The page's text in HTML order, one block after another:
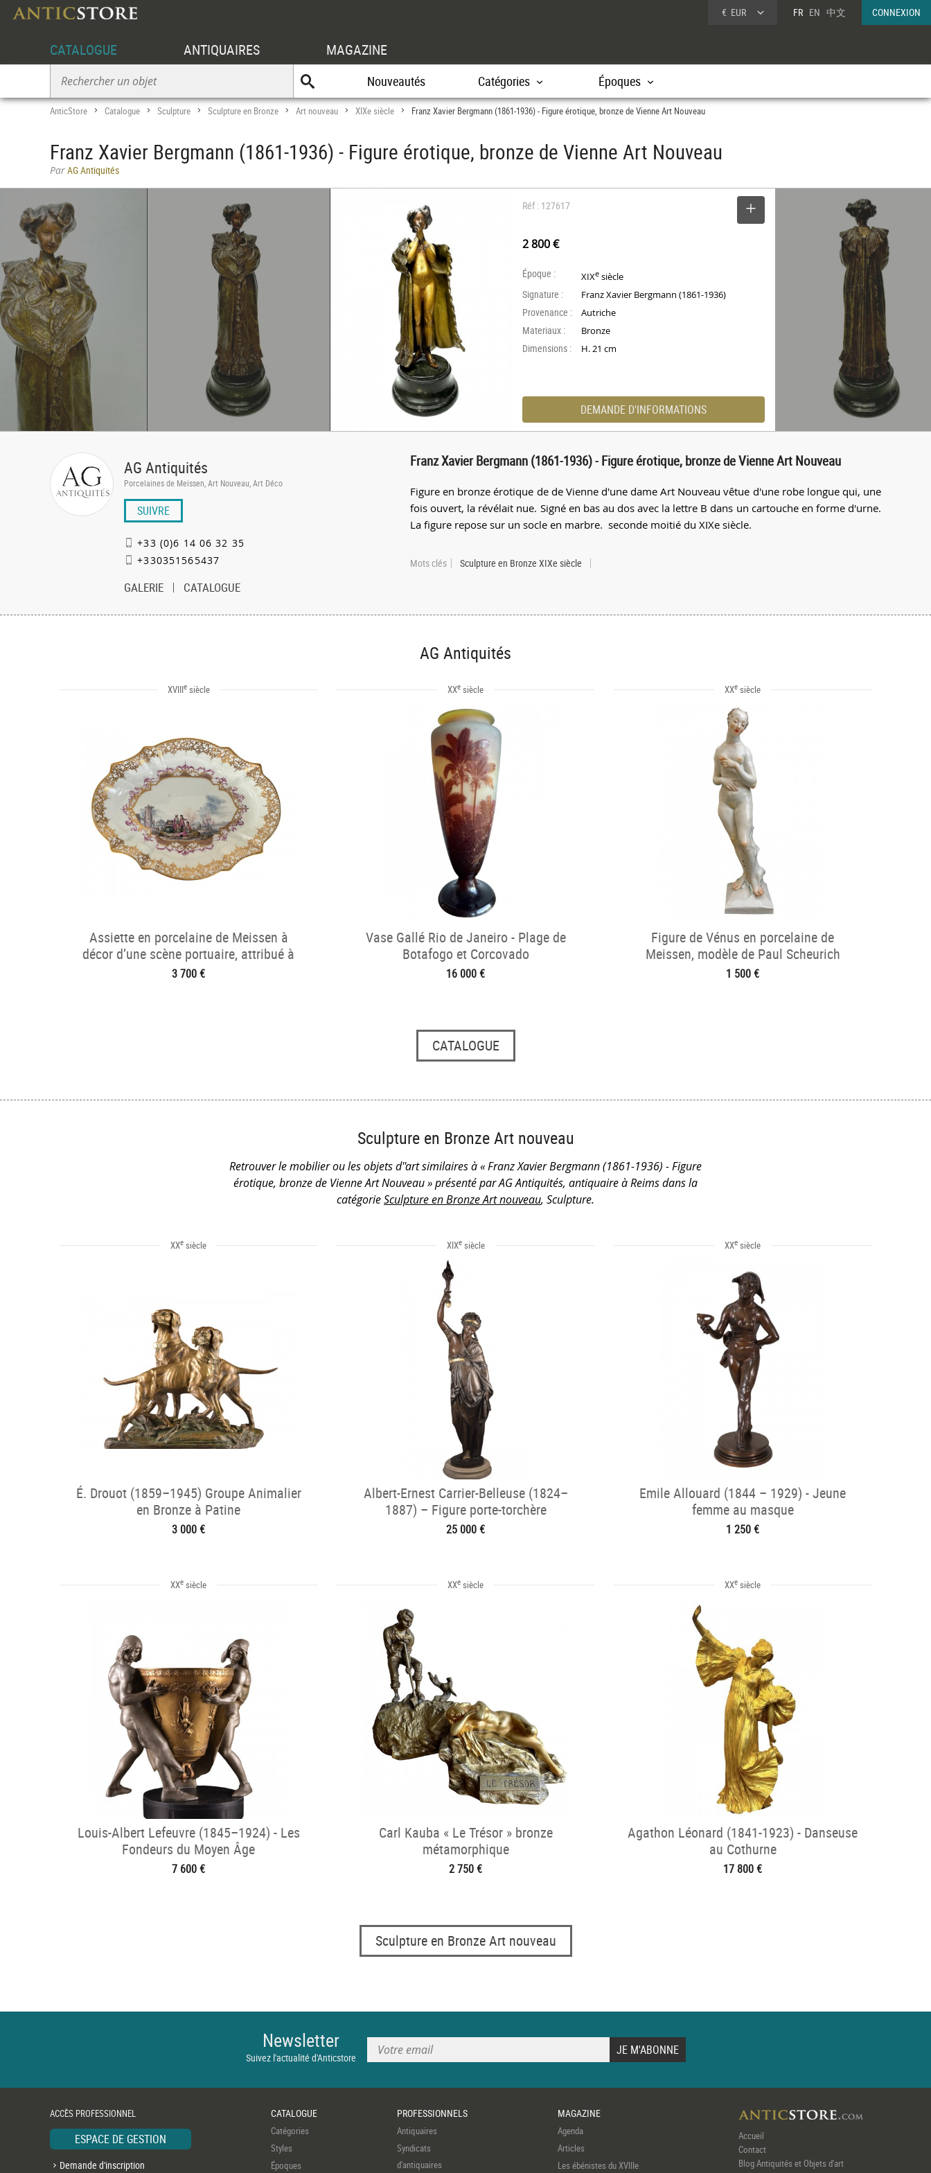
€ EUR FR EN 中文 CONNEXION
CATALOGUE ANTIQUAIRES MAGAZINE
Nouveautés Catégories Époques
AnticStore > Catalogue > Sculpture > Sculpture en Bronze > Art nouveau > XIXe siècle > Franz Xavier Bergmann (1861-1936) - Figure érotique, bronze de Vienne Art Nouveau
Franz Xavier Bergmann (1861-1936) - Figure érotique, bronze de Vienne Art Nouveau
ParAG Antiquités
Réf : 127617
2 800 €
Époque : XIXe siècle
Signature : Franz Xavier Bergmann (1861-1936)
Provenance : Autriche
Materiaux : Bronze
Dimensions : H. 21 cm
DEMANDE D'INFORMATIONS
AG Antiquités
Porcelaines de Meissen, Art Nouveau, Art Déco
SUIVRE
+33 (0)6 14 06 32 35
+330351565437
GALERIE CATALOGUE
Franz Xavier Bergmann (1861-1936) - Figure érotique, bronze de Vienne Art Nouveau
Figure en bronze érotique de de Vienne d'une dame Art Nouveau vêtue d'une robe longue qui, une
fois ouvert, la révélait nue. Signé en bas au dos avec la lettre B dans un cartouche en forme d'urne.
La figure repose sur un socle en marbre. seconde moitié du XIXe siècle.
Mots clés Sculpture en Bronze XIXe siècle
AG Antiquités
XVIIIesiècle
Assiette en porcelaine de Meissen à
décor d’une scène portuaire, attribué à
Christian F. Herold.
3 700 €
XXe siècle
Vase Gallé Rio de Janeiro - Plage de
Botafogo et Corcovado
16 000 €
XXe siècle
Figure de Vénus en porcelaine de
Meissen, modèle de Paul Scheurich
1 500 €
CATALOGUE
Sculpture en Bronze Art nouveau
Retrouver le mobilier ou les objets d''art similaires à « Franz Xavier Bergmann (1861-1936) - Figure
érotique, bronze de Vienne Art Nouveau » présenté par AG Antiquités, antiquaire à Reims dans la
catégorieSculpture en Bronze Art nouveau, Sculpture.
XXe siècle
É. Drouot (1859–1945) Groupe Animalier
en Bronze à Patine
3 000 €
XIXesiècle
Albert-Ernest Carrier-Belleuse (1824–
1887) – Figure porte-torchère
25 000 €
XXe siècle
Emile Allouard (1844 – 1929) - Jeune
femme au masque
1 250 €
XXe siècle
Louis-Albert Lefeuvre (1845–1924) - Les
Fondeurs du Moyen Âge
7 600 €
XXe siècle
Carl Kauba « Le Trésor » bronze
métamorphique
2 750 €
XXe siècle
Agathon Léonard (1841-1923) - Danseuse
au Cothurne
17 800 €
Sculpture en Bronze Art nouveau
Newsletter
Suivez l'actualité d'Anticstore
ACCÈS PROFESSIONNEL
ESPACE DE GESTION
Demande d'inscription
CATALOGUE
Catégories
Styles
Époques
PROFESSIONNELS
Antiquaires
Syndicats
d'antiquaires
MAGAZINE
Agenda
Articles
Les ébénistes du XVIIIe
Accueil
Contact
Blog Antiquités et Objets d'art